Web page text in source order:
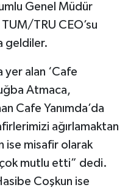
Genel Müdür
TUM/TRU CEO’su
geldiler.
yer alan ‘Cafe
Atmaca,
Cafe Yanımda’da
ağırlamaktan
ise misafir olarak
mutlu etti” dedi.
Coşkun ise